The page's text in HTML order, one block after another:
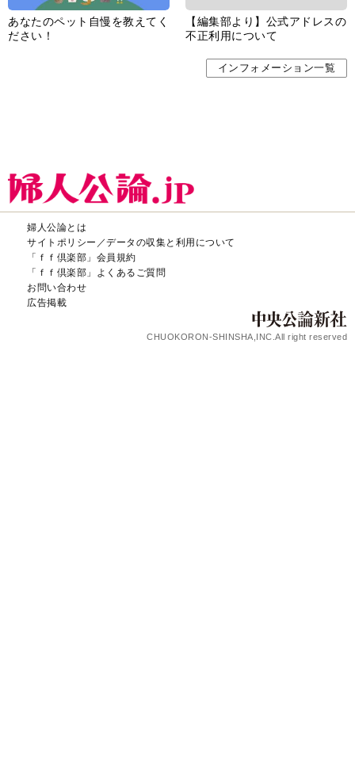
あなたのペット自慢を教えてく
ださい！
【編集部より】公式アドレスの
不正利用について
インフォメーション一覧
婦人公論とは
サイトポリシー／データの収集と利用について
「ｆｆ倶楽部」会員規約
「ｆｆ倶楽部」よくあるご質問
お問い合わせ
広告掲載
CHUOKORON-SHINSHA,INC.All right reserved